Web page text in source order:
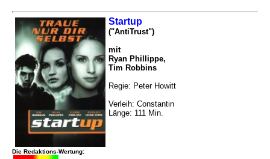
Startup
("AntiTrust")
mit
Ryan Phillippe,
Tim Robbins
Regie: Peter Howitt
Verleih: Constantin
Länge: 111 Min.
Die Redaktions-Wertung: